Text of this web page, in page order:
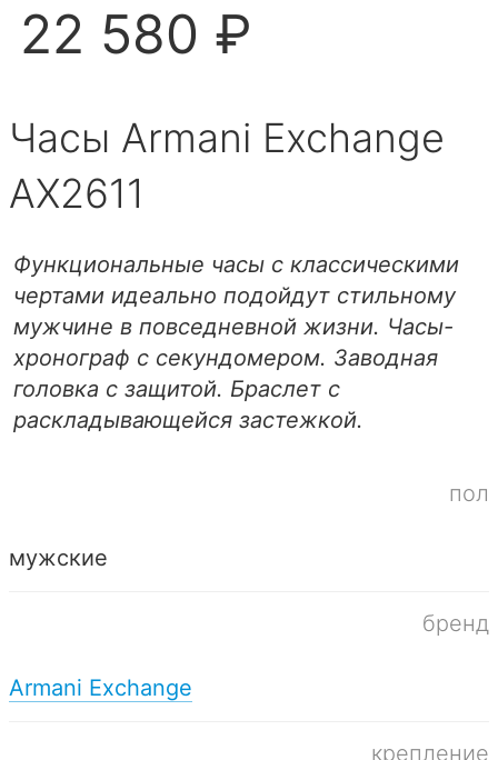
22 580 ₽
Часы Armani Exchange
AX2611
Функциональные часы с классическими
чертами идеально подойдут стильному
мужчине в повседневной жизни. Часы-
хронограф с секундомером. Заводная
головка с защитой. Браслет с
раскладывающейся застежкой.
пол
мужские
бренд
Armani Exchange
крепление